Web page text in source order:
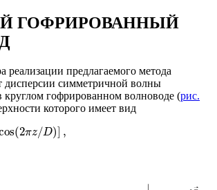
ГОФРИРОВАННЫЙ
реализации предлагаемого метода
дисперсии симметричной волны
круглом гофрированном волноводе (рис.
которого имеет вид
(2πz/D)] ,